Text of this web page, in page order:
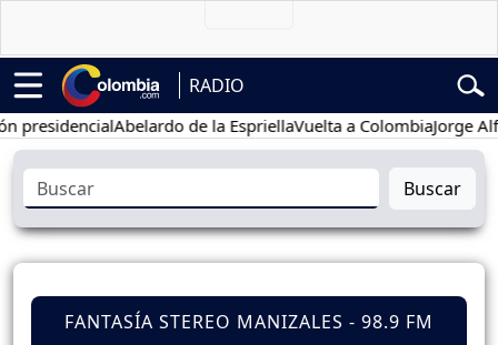
RADIO
Abelardo de la EspriellaVuelta a ColombiaJorge Alfredo
Buscar
FANTASÍA STEREO MANIZALES - 98.9 FM